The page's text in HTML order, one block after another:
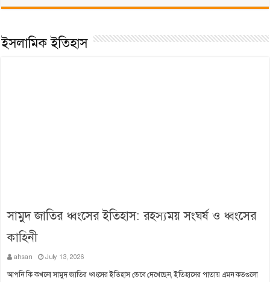
ইসলামিক ইতিহাস
সামুদ জাতির ধ্বংসের ইতিহাস: রহস্যময় সংঘর্ষ ও ধ্বংসের
কাহিনী
ahsan July 13, 2026
আপনি কি কখনো সামুদ জাতির ধ্বংসের ইতিহাস ভেবে দেখেছেন, ইতিহাসের পাতায় এমন কতগুলো